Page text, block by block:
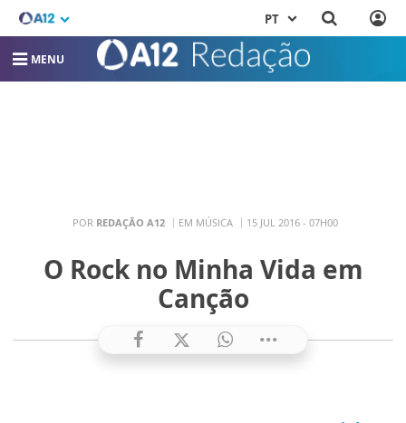
PT
MENU
POR REDAÇÃO A12 EM MÚSICA 15 JUL 2016 - 07H00
O Rock no Minha Vida em
Canção